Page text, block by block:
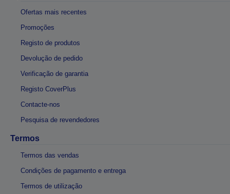
Ofertas mais recentes
Promoções
Registo de produtos
Devolução de pedido
Verificação de garantia
Registo CoverPlus
Contacte-nos
Pesquisa de revendedores
Termos
Termos das vendas
Condições de pagamento e entrega
Termos de utilização